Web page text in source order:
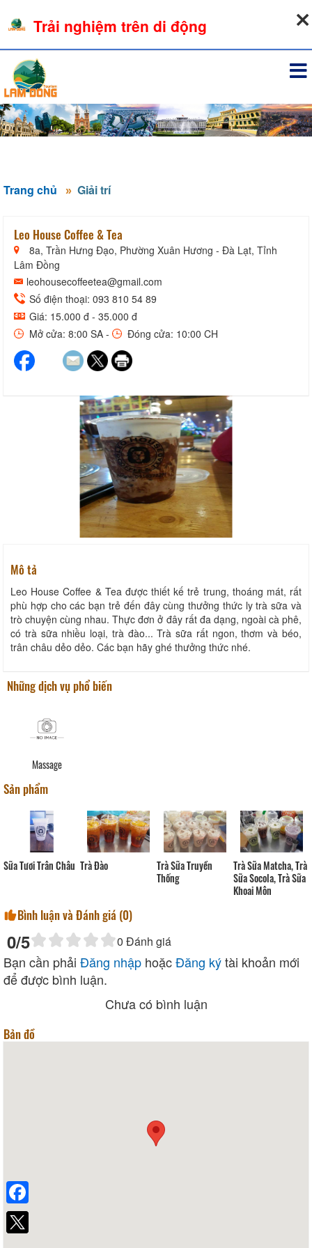
Trang chủ Giải trí
Leo House Coffee & Tea
8a, Trần Hưng Đạo, Phường Xuân Hương - Đà Lạt, Tỉnh
Lâm Đồng
leohousecoffeetea@gmail.com
Số điện thoại: 093 810 54 89
Giá: 15.000 đ - 35.000 đ
Mở cửa: 8:00 SA -
Đóng cửa: 10:00 CH
Mô tả
Leo House Coffee & Tea được thiết kế trẻ trung, thoáng mát, rất
phù hợp cho các bạn trẻ đến đây cùng thưởng thức ly trà sữa và
trò chuyện cùng nhau. Thực đơn ở đây rất đa dạng, ngoài cà phê,
có trà sữa nhiều loại, trà đào... Trà sữa rất ngon, thơm và béo,
trân châu dẻo dẻo. Các bạn hãy ghé thưởng thức nhé.
Những dịch vụ phổ biến
Massage
Sản phẩm
Sữa Tươi Trân Châu Trà Đào
Trà Sữa Truyền
Thống
Trà Sữa Matcha, Trà
Sữa Socola, Trà Sữa
Khoai Môn
Bình luận và Đánh giá (0)
0/5 0 Đánh giá
Bạn cần phải Đăng nhập hoặcĐăng kýtài khoản mới
để được bình luận.
Chưa có bình luận
Bản đồ
Trải nghiệm trên di động
Facebook